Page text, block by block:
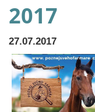
2017
27.07.2017